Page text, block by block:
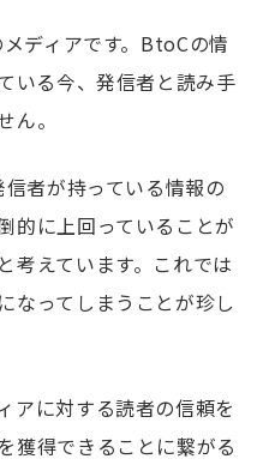
ディアです。 BtoCの情
いる今、発信者と読み手
ん。
者が持っている情報の
的に上回っていることが
考えています。これでは
なってしまうことが珍し
アに対する読者の信頼を
獲得できることに繋がる